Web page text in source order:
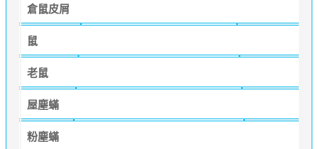
倉鼠皮屑
鼠
老鼠
屋塵蟎
粉塵蟎